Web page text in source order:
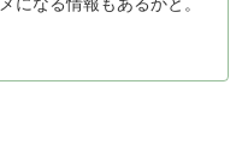
になる情報もあるかと。